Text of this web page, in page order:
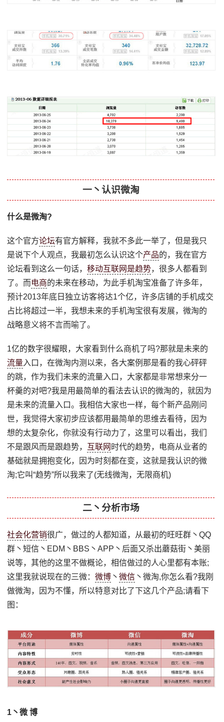
一丶认识微淘
什么是微淘?
这个官方论坛有官方解释，我就不多此一举了，但是我只
是说下个人观点，我最初怎么认识这个产品的，我在官方
论坛看到这么一句话，移动互联网是趋势，很多人都看到
了。而电商的未来在移动，为此手机淘宝准备了许多年，
预计2013年底日独立访客将达1个亿，许多店铺的手机成交
占比将超过一半，我想未来的手机淘宝很有发展，微淘的
战略意义将不言而喻了。
1亿的数字很耀眼，大家看到什么商机了吗?那就是未来的
流量入口，在微淘内测以来，各大案例那是看的我心砰砰
的跳，作为我们未来的流量入口，大家都是非常想来分一
杯羹的对吧?我是用最简单的看法去认识的微淘的，就因为
是未来的流量入口。我相信大家也一样，每个新产品刚问
世，我觉得大家初步应该都用最简单的思维去看待，因为
想的太复杂化，你就没有行动力了，这里可以看出，我们
不是跟风而是跟趋势， 互联网 时代的趋势，电商从业者的
基础就是拥抱变化，因为时刻都在变，这就是我认识的微
淘;它叫“趋势”所以我来了(无线微淘，无限商机)
二丶分析市场
社会化营销很广，做过的人都知道，从最初的旺旺群丶QQ
群丶短信丶EDM丶BBS丶APP丶后面又杀出蘑菇街丶美丽
说等，其他的这里不做概论，相信做过的人心里都有本账;
这里我就说现在的三微：微博 丶微信 丶微淘,你怎么看?我刚
做微淘，因为不懂，所以特意对比了下这几个产品;请看下
图：
1丶微 博